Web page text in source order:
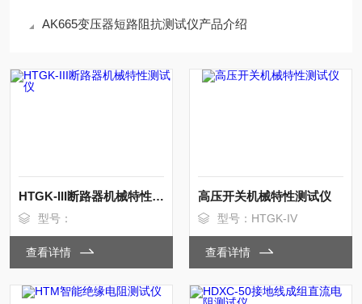
AK665变压器短路阻抗测试仪产品介绍
HTGK-III断路器机械特性测试仪
型号：
查看详情
高压开关机械特性测试仪
型号：HTGK-IV
查看详情